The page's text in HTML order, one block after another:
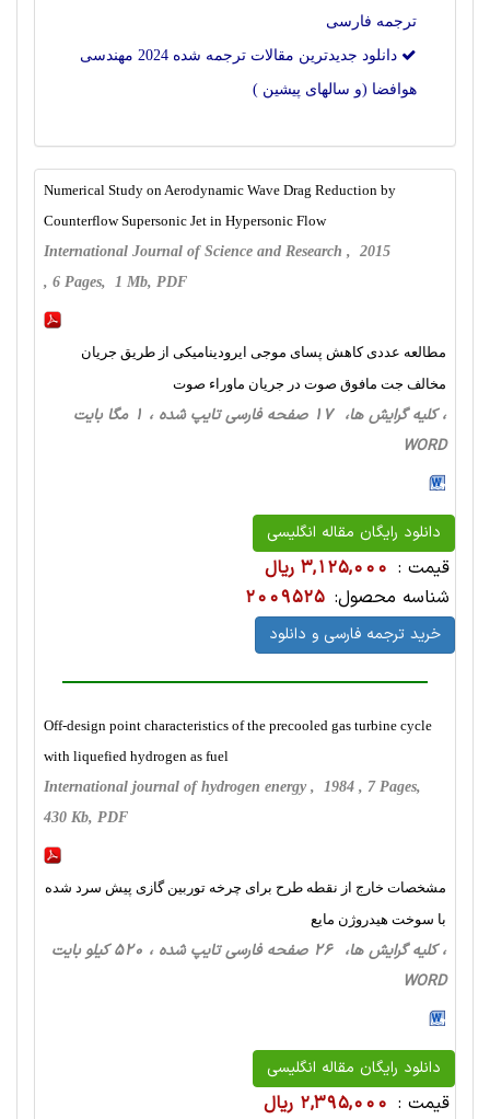
ترجمه فارسی
دانلود جدیدترین مقالات ترجمه شده 2024 مهندسی
هوافضا (و سالهای پیشین )
Numerical Study on Aerodynamic Wave Drag Reduction by
Counterflow Supersonic Jet in Hypersonic Flow
International Journal of Science and Research , 2015
, 6 Pages, 1 Mb, PDF
مطالعه عددی کاهش پسای موجی ایرودینامیکی از طریق جریان
مخالف جت مافوق صوت در جریان ماوراء صوت
، کلیه گرایش ها، 17 صفحه فارسی تایپ شده ، 1 مگا بایت
WORD
دانلود رایگان مقاله انگلیسی
قیمت : 3,125,000 ریال
شناسه محصول: 2009525
خرید ترجمه فارسی و دانلود
Off-design point characteristics of the precooled gas turbine cycle
with liquefied hydrogen as fuel
International journal of hydrogen energy , 1984 , 7 Pages,
430 Kb, PDF
مشخصات خارج از نقطه طرح برای چرخه توربین گازی پیش سرد شده
با سوخت هیدروژن مایع
، کلیه گرایش ها، 26 صفحه فارسی تایپ شده ، 520 کیلو بایت
WORD
دانلود رایگان مقاله انگلیسی
قیمت : 2,395,000 ریال